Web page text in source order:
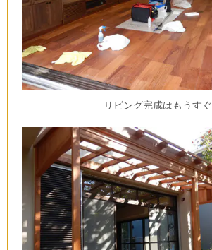
リビング完成はもうすぐ